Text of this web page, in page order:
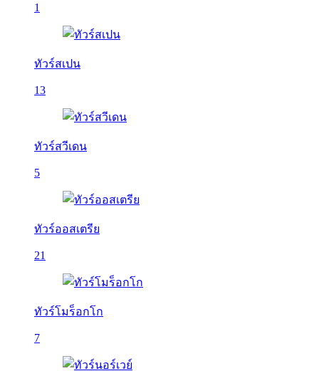
1
ทัวร์สเปน
13
ทัวร์สวีเดน
5
ทัวร์ออสเตรีย
21
ทัวร์โมร็อกโก
7